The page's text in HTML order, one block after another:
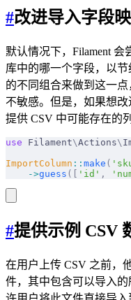
#改进导入字段
默认情况下，Filament
库中的哪一个字段，以
的不同组合来做到这一点
不敏感。但是，如果想
提供 CSV 中可能存在的
use Filament\Actions\
ImportColumn :: make (
    ->
guess ([ 'id' ,
#提供示例 CSV
在用户上传 CSV 之前，
件，其中包含可以导入